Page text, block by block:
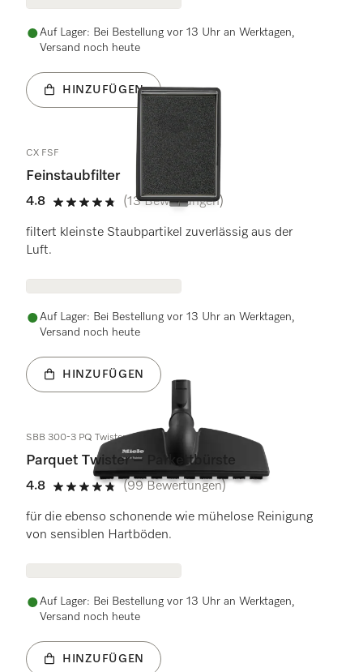
Auf Lager: Bei Bestellung vor 13 Uhr an Werktagen,
Versand noch heute
HINZUFÜGEN
CX FSF
Feinstaubfilter
4.8
4.8 Sterne von 5
(13 Bewertungen)
filtert kleinste Staubpartikel zuverlässig aus der
Luft.
Auf Lager: Bei Bestellung vor 13 Uhr an Werktagen,
Versand noch heute
HINZUFÜGEN
SBB 300-3 PQ Twister
Parquet Twister – Parkettbürste
4.8
4.8 Sterne von 5
(99 Bewertungen)
für die ebenso schonende wie mühelose Reinigung
von sensiblen Hartböden.
Auf Lager: Bei Bestellung vor 13 Uhr an Werktagen,
Versand noch heute
HINZUFÜGEN